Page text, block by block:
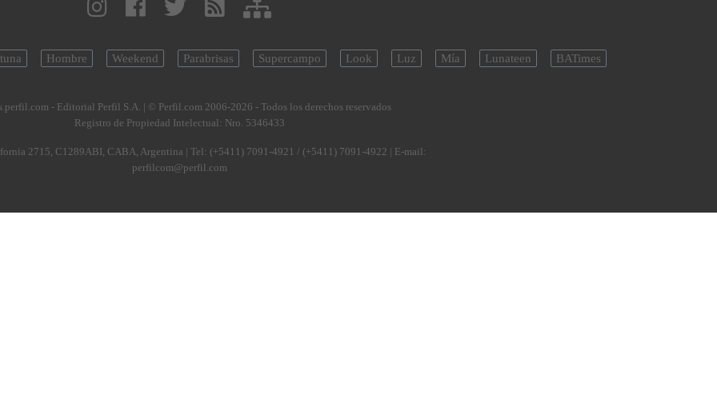
Hombre Weekend Parabrisas Supercampo Look Luz Mía Lunateen BATimes
- Editorial Perfil S.A. | © Perfil.com 2006-2026 - Todos los derechos reservados
Registro de Propiedad Intelectual: Nro. 5346433
2715, C1289ABI, CABA, Argentina | Tel: (+5411) 7091-4921 / (+5411) 7091-4922 | E-mail:
perfilcom@perfil.com